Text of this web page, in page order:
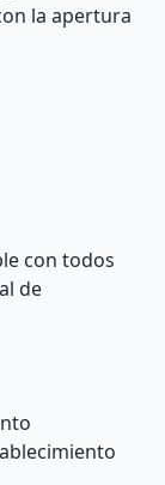
la apertura
con todos
de